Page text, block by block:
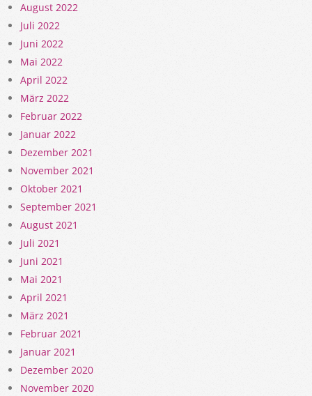
August 2022
Juli 2022
Juni 2022
Mai 2022
April 2022
März 2022
Februar 2022
Januar 2022
Dezember 2021
November 2021
Oktober 2021
September 2021
August 2021
Juli 2021
Juni 2021
Mai 2021
April 2021
März 2021
Februar 2021
Januar 2021
Dezember 2020
November 2020